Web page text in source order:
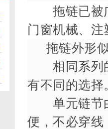
拖链已被广
门窗机械、
拖链外形
相同系列的
有不同的选择
单元链节由
便，不必穿线